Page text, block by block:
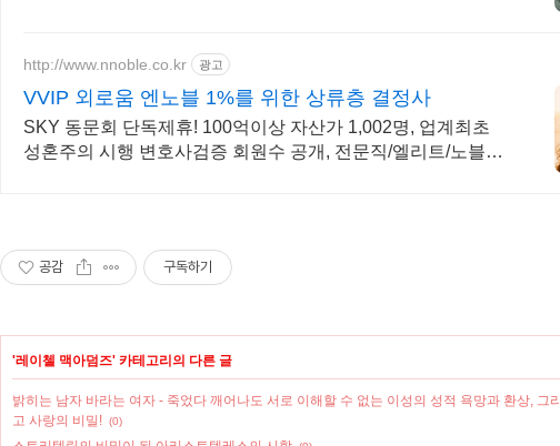
http://www.nnoble.co.kr 광고
VVIP 외로움 엔노블 1%를 위한 상류층 결정사
SKY 동문회 단독제휴! 100억이상 자산가 1,002명, 업계최초
성혼주의 시행 변호사검증 회원수 공개, 전문직/엘리트/노블레
공감 구독하기
'레이첼 맥아덤즈' 카테고리의 다른 글
밝히는 남자 바라는 여자 - 죽었다 깨어나도 서로 이해할 수 없는 이성의 성적 욕망과 환상, 그리
고 사랑의 비밀! (0)